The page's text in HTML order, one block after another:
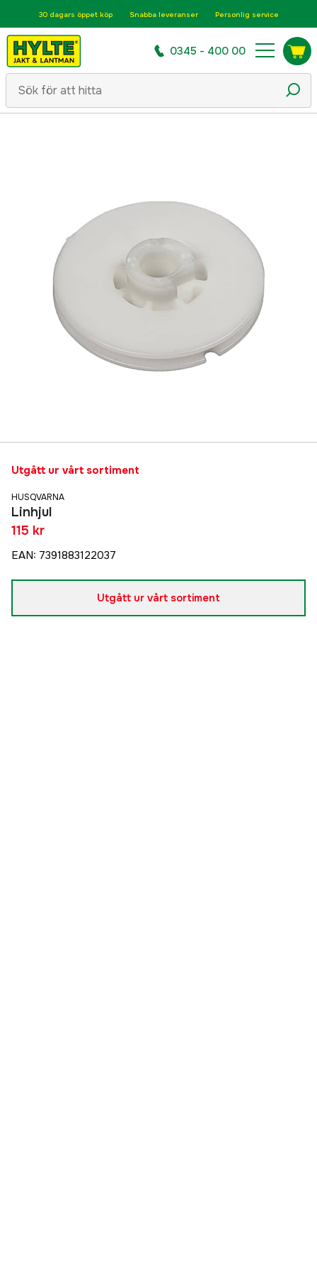
30 dagars öppet köp Snabba leveranser Personlig service
0345 - 400 00
Utgått ur vårt sortiment
HUSQVARNA
Linhjul
115 kr
EAN: 7391883122037
Utgått ur vårt sortiment